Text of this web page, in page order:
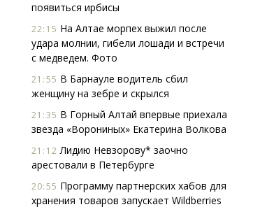
появиться ирбисы
22:15 На Алтае морпех выжил после
удара молнии, гибели лошади и встречи
с медведем. Фото
21:55 В Барнауле водитель сбил
женщину на зебре и скрылся
21:35 В Горный Алтай впервые приехала
звезда «Ворониных» Екатерина Волкова
21:12 Лидию Невзорову* заочно
арестовали в Петербурге
20:55 Программу партнерских хабов для
хранения товаров запускает Wildberries